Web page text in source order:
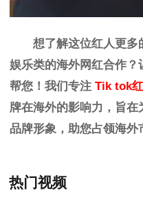
想了解这位红人更多
娱乐类的海外网红合作？
帮您！我们专注 Tik tok
牌在海外的影响力，旨
品牌形象，助您占领海外
热门视频